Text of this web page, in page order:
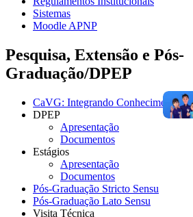
Sistemas
Moodle APNP
Pesquisa, Extensão e Pós-
Graduação/DPEP
CaVG: Integrando Conhecimentos
DPEP
Apresentação
Documentos
Estágios
Apresentação
Documentos
Pós-Graduação Stricto Sensu
Pós-Graduação Lato Sensu
Visita Técnica